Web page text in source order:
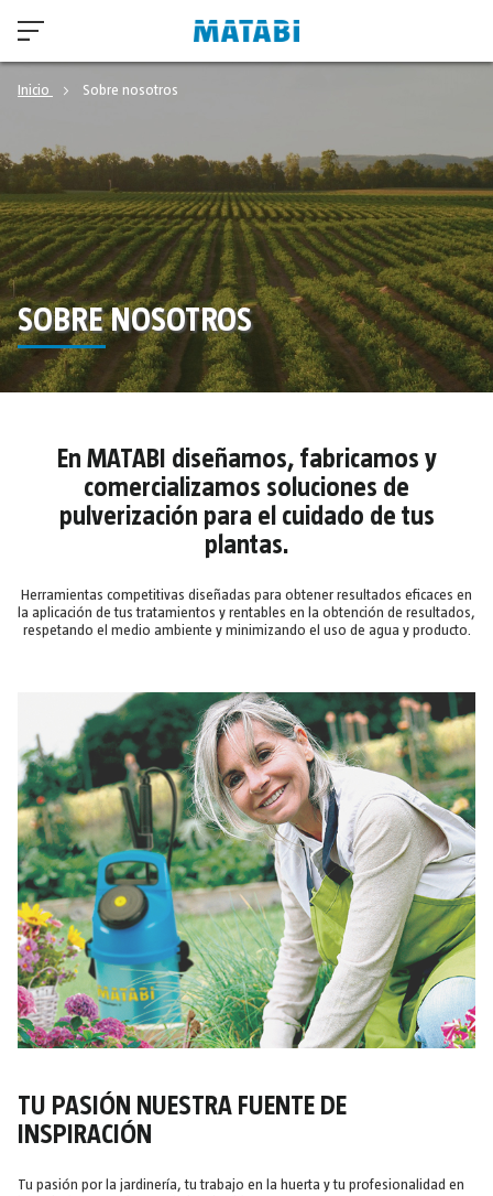
Inicio Sobre nosotros
SOBRE NOSOTROS
En MATABI diseñamos, fabricamos y
comercializamos soluciones de
pulverización para el cuidado de tus
plantas.
Herramientas competitivas diseñadas para obtener resultados eficaces en
la aplicación de tus tratamientos y rentables en la obtención de resultados,
respetando el medio ambiente y minimizando el uso de agua y producto.
TU PASIÓN NUESTRA FUENTE DE
INSPIRACIÓN
Tu pasión por la jardinería, tu trabajo en la huerta y tu profesionalidad en